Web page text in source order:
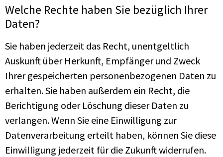
Welche Rechte haben Sie bezüglich Ihrer
Daten?
Sie haben jederzeit das Recht, unentgeltlich
Auskunft über Herkunft, Empfänger und Zweck
Ihrer gespeicherten personenbezogenen Daten zu
erhalten. Sie haben außerdem ein Recht, die
Berichtigung oder Löschung dieser Daten zu
verlangen. Wenn Sie eine Einwilligung zur
Datenverarbeitung erteilt haben, können Sie diese
Einwilligung jederzeit für die Zukunft widerrufen.